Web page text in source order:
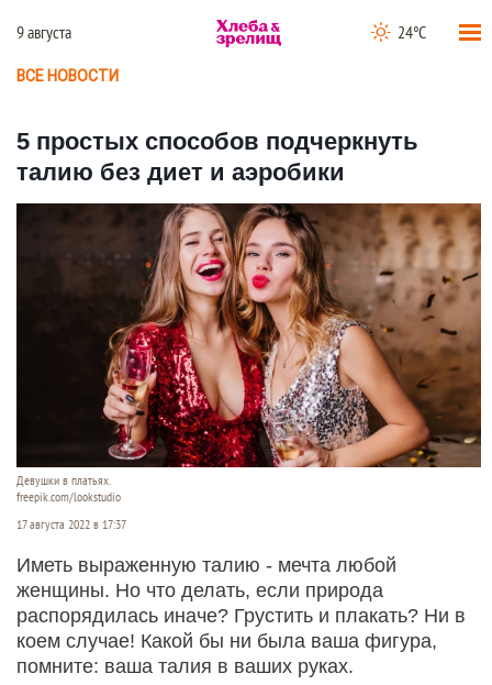
9 августа 24°C
ВСЕ НОВОСТИ
5 простых способов подчеркнуть
талию без диет и аэробики
Девушки в платьях.
freepik.com/lookstudio
17 августа 2022 в 17:37
Иметь выраженную талию - мечта любой
женщины. Но что делать, если природа
распорядилась иначе? Грустить и плакать? Ни в
коем случае! Какой бы ни была ваша фигура,
помните: ваша талия в ваших руках.